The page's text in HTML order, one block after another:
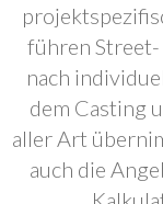
führen Street-
nach
dem Casting
aller Art
auch die